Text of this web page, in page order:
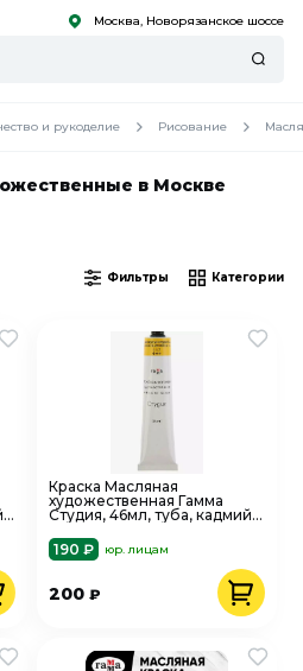
Москва, Новорязанское шоссе
и рукоделие Рисование
в Москве
Фильтры Категории
Краска Масляная
художественная Гамма
Студия, 46мл, туба, кадмий
190 ₽
юр. лицам
200₽